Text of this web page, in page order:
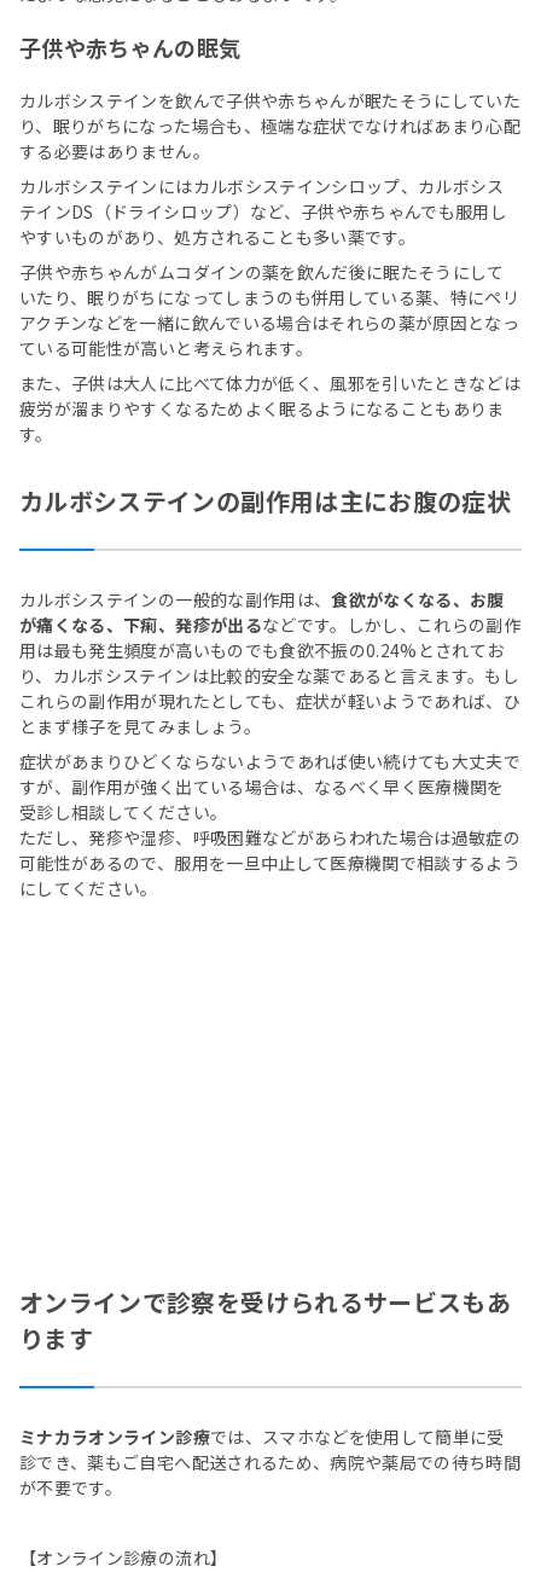
子供や赤ちゃんの眠気
カルボシステインを飲んで子供や赤ちゃんが眠たそうにしていた
り、眠りがちになった場合も、極端な症状でなければあまり心配
する必要はありません。
カルボシステインにはカルボシステインシロップ、カルボシス
テインDS（ドライシロップ）など、子供や赤ちゃんでも服用し
やすいものがあり、処方されることも多い薬です。
子供や赤ちゃんがムコダインの薬を飲んだ後に眠たそうにして
いたり、眠りがちになってしまうのも併用している薬、特にペリ
アクチンなどを一緒に飲んでいる場合はそれらの薬が原因となっ
ている可能性が高いと考えられます。
また、子供は大人に比べて体力が低く、風邪を引いたときなどは
疲労が溜まりやすくなるためよく眠るようになることもありま
す。
カルボシステインの副作用は主にお腹の症状
カルボシステインの一般的な副作用は、食欲がなくなる、お腹
が痛くなる、下痢、発疹が出るなどです。しかし、これらの副作
用は最も発生頻度が高いものでも食欲不振の0.24%とされてお
り、カルボシステインは比較的安全な薬であると言えます。もし
これらの副作用が現れたとしても、症状が軽いようであれば、ひ
とまず様子を見てみましょう。
症状があまりひどくならないようであれば使い続けても大丈夫で
すが、副作用が強く出ている場合は、なるべく早く医療機関を
受診し相談してください。
ただし、発疹や湿疹、呼吸困難などがあらわれた場合は過敏症の
可能性があるので、服用を一旦中止して医療機関で相談するよう
にしてください。
オンラインで診察を受けられるサービスもあ
ります
ミナカラオンライン診療では、スマホなどを使用して簡単に受
診でき、薬もご自宅へ配送されるため、病院や薬局での待ち時間
が不要です。
【オンライン診療の流れ】